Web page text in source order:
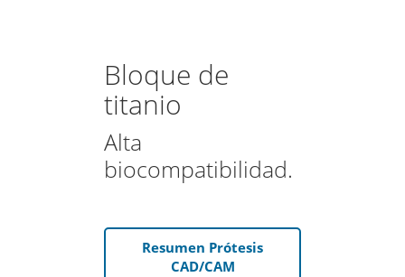
Bloque de
titanio
Alta
biocompatibilidad.
Resumen Prótesis
CAD/CAM